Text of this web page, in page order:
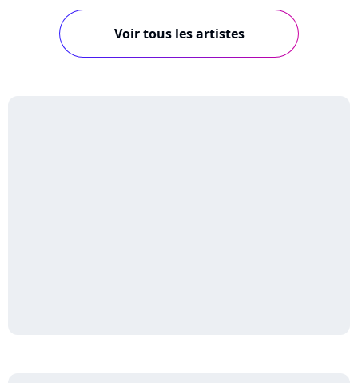
Voir tous les artistes